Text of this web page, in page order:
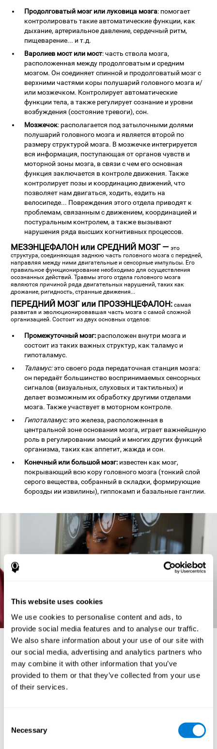
This website uses cookies
We use cookies to personalise content and ads, to
provide social media features and to analyse our traffic.
We also share information about your use of our site with
our social media, advertising and analytics partners who
may combine it with other information that you’ve
provided to them or that they’ve collected from your use
of their services.
Selection
Necessary
Продолговатый мозг или луковица мозга: помогает
контролировать такие автоматические функции, как
дыхание, артериальное давление, сердечный ритм,
пищеварение... и т.д.
Варолиев мост или мост: часть ствола мозга,
расположенная между продолговатым и средним
мозгом. Он соединяет спинной и продолговатый мозг с
верхними частями коры полушарий головного мозга и/
или мозжечком. Контролирует автоматические
функции тела, а также регулирует сознание и уровни
возбуждения (состояние тревоги), сон.
Мозжечок: располагается под затылочными долями
полушарий головного мозга и является второй по
размеру структурой мозга. В мозжечке интегрируется
вся информация, поступающая от органов чувств и
моторной зоны мозга, в связи с чем его основная
функция заключается в контроле движения. Также
контролирует позы и координацию движений, что
позволяет нам двигаться, ходить, ездить на
велосипеде... Повреждения этого отдела приводят к
проблемам, связанным с движением, координацией и
постуральным контролем, а также вызывают
нарушения ряда высших когнитивных процессов.
МЕЗЭНЦЕФАЛОН или СРЕДНИЙ МОЗГ —это
структура, соединяющая заднюю часть головного мозга с передней,
направляя между ними двигательные и сенсорные импульсы. Его
правильное функционирование необходимо для осуществления
осознанных действий. Травмы этого отдела головного мозга
являются причиной ряда двигательных нарушений, таких как
дрожание, ригидность, странные движения...
ПЕРЕДНИЙ МОЗГ или ПРОЗЭНЦЕФАЛОН: самая
развитая и эволюционировавшая часть мозга с самой сложной
организацией. Состоит из двух основных отделов:
Промежуточный мозг: расположен внутри мозга и
состоит из таких важных структур, как таламус и
гипоталамус.
Таламус:это своего рода передаточная станция мозга:
он передаёт большинство воспринимаемых сенсорных
сигналов (визуальных, слуховых и тактильных) и
делает возможным их обработку другими отделами
мозга. Также участвует в моторном контроле.
Гипоталамус:это железа, расположенная в
центральной зоне основания мозга, играет важнейшную
роль в регулировании эмоций и многих других функций
организма, таких как аппетит, жажда и сон.
Конечный или большой мозг: известен как мозг,
покрывающий всю кору головного мозга (тонкий слой
серого вещества, собранный в складки, формирующие
борозды ии извилины), гиппокамп и базальные ганглии.
Анатомия и функции головного мозга
В этом разделе мы детально рассмотрим анатомию головного мозга
и функции его отделов.
БАЗАЛЬНЫЕ ГАНГЛИИ: подкорковые нейронные структуры,
отвечающие за двигательные функции. Получают информацию от
задействованное в контроле осознанных движений, а